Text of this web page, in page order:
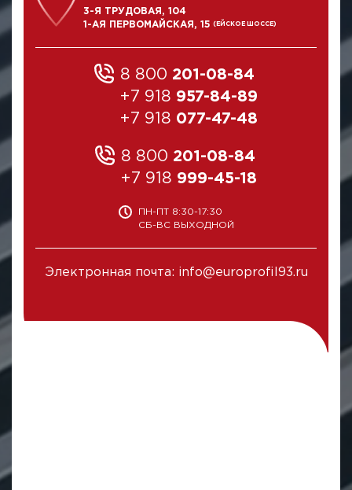
3-Я ТРУДОВАЯ, 104
1-АЯ ПЕРВОМАЙСКАЯ, 15 (ЕЙСКОЕ ШОССЕ)
8 800 201-08-84
+7 918 957-84-89
+7 918 077-47-48
8 800 201-08-84
+7 918 999-45-18
ПН-ПТ 8:30-17:30
СБ-ВС ВЫХОДНОЙ
Электронная почта: info@europrofil93.ru